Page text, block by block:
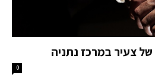
צעיר במרכז נתניה
0